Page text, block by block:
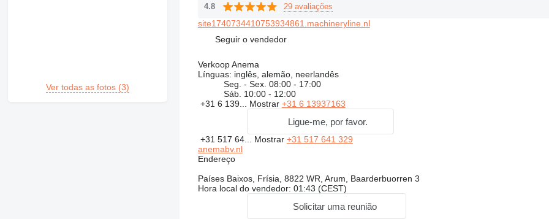
Ver todas as fotos (3)
4.8 29 avaliações
site1740734410753934861.machineryline.nl
Seguir o vendedor
Verkoop Anema
Línguas: inglês, alemão, neerlandês
Seg. - Sex. 08:00 - 17:00
Sáb. 10:00 - 12:00
+31 6 139... Mostrar +31 6 13937163
Ligue-me, por favor.
+31 517 64... Mostrar +31 517 641 329
anemabv.nl
Endereço
Países Baixos, Frísia, 8822 WR, Arum, Baarderbuorren 3
Hora local do vendedor: 01:43 (CEST)
Solicitar uma reunião